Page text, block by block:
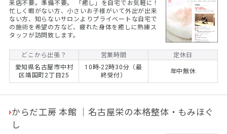
来店不要。準備不要。 ​「癒し」を自宅でお気軽に！
忙しく暇がない方、小さいお子様がいて外出が出来
ない方、知らないサロンよりプライベートな自宅で
の施術を希望の方など、疲れた身体を癒しに熟練ス
タッフが訪問致します。
どこから出張？ 営業時間
定休日
愛知県名古屋市中村
区靖国町2丁目25
10時-22時30分（最
終受付）
年中無休
からだ工房 本館 ｜名古屋栄の本格整体・もみほぐ
し